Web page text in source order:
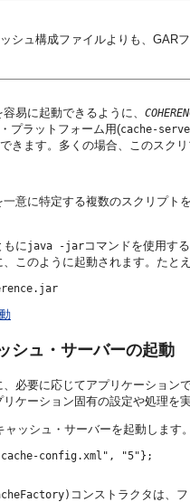
シュ構成ファイルよりも、GAR
易に起動できるように、
プラットフォーム用(cache-
きます。多くの場合、このスク
意に特定する複数のスクリプ
もに java -jarコマンドを使用す
このように起動されます。たと
シュ・サーバーの起動
必要に応じてアプリケーション
ケーション固有の設定や処理を
ャッシュ・サーバーを起動します
config.xml", "5"};
コンストラクタは、